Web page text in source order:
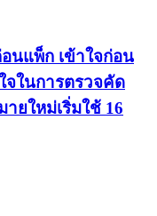
นแพ็ก เข้าใจก่อน
จในการตรวจคัด
ยใหม่เริ่มใช้ 16